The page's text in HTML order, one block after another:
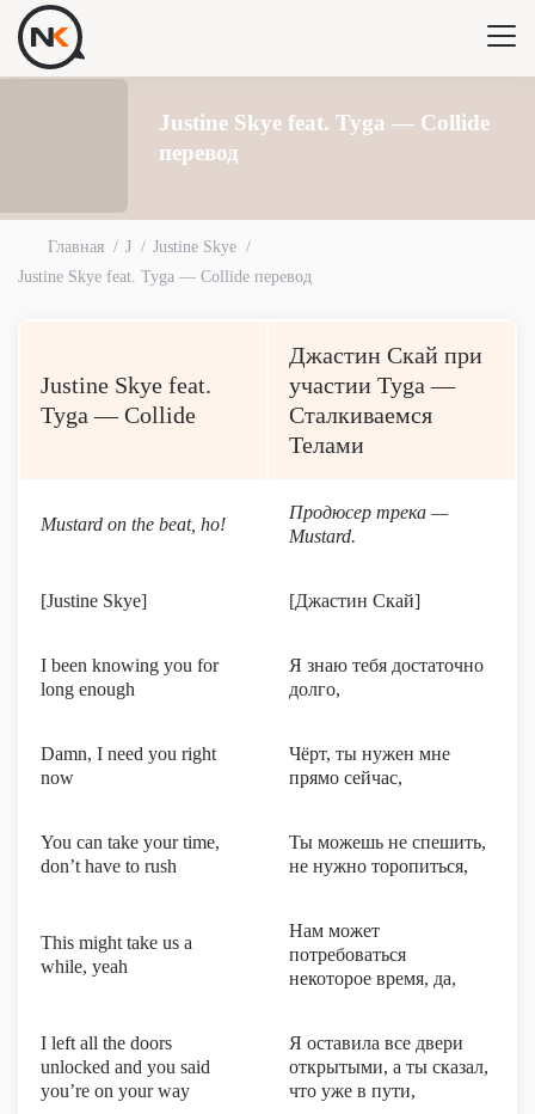
Justine Skye feat. Tyga — Collide
перевод
Главная J
Justine Skye
Justine Skye feat. Tyga — Collide перевод
Justine Skye feat.
Tyga — Collide
Джастин Скай при
участии Tyga —
Сталкиваемся
Телами
Mustard on the beat, ho!
Продюсер трека —
Mustard.
[Justine Skye] [Джастин Скай]
I been knowing you for
long enough
Я знаю тебя достаточно
долго,
Damn, I need you right
now
Чёрт, ты нужен мне
прямо сейчас,
You can take your time,
don’t have to rush
Ты можешь не спешить,
не нужно торопиться,
This might take us a
while, yeah
Нам может
потребоваться
некоторое время, да,
I left all the doors
unlocked and you said
you’re on your way
Я оставила все двери
открытыми, а ты сказал,
что уже в пути,